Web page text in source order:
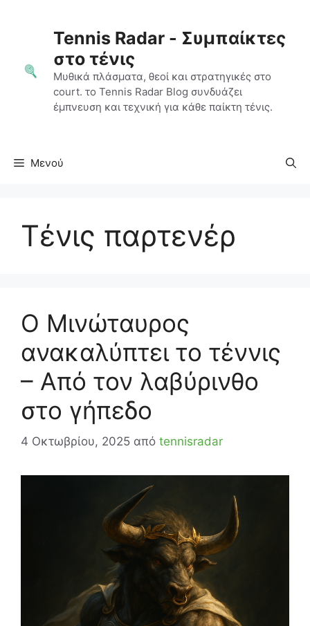
περιεχόμενοTennis Radar - Συμπαίκτες
στο τένις
Μυθικά πλάσματα, θεοί και στρατηγικές στο
court. το Tennis Radar Blog συνδυάζει
έμπνευση και τεχνική για κάθε παίκτη τένις.
Μενού
Τένις παρτενέρ
Ο Μινώταυρος
ανακαλύπτει το τέννις
– Από τον λαβύρινθο
στο γήπεδο
4 Οκτωβρίου, 2025 από tennisradar